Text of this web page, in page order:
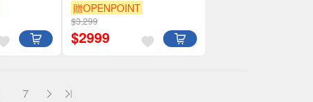
贈OPENPOINT
$3,299
$2999
7